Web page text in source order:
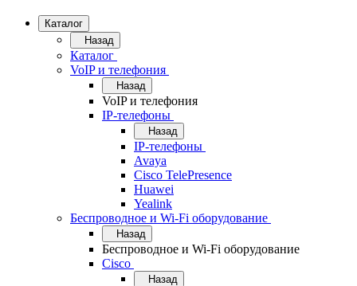
Каталог
Назад
Каталог
VoIP и телефония
Назад
VoIP и телефония
IP-телефоны
Назад
IP-телефоны
Avaya
Cisco TelePresence
Huawei
Yealink
Беспроводное и Wi-Fi оборудование
Назад
Беспроводное и Wi-Fi оборудование
Cisco
Назад